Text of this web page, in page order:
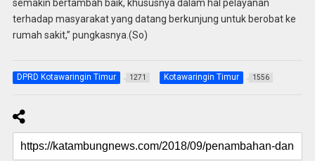
semakin bertambah baik, khususnya dalam hal pelayanan
terhadap masyarakat yang datang berkunjung untuk berobat ke
rumah sakit,” pungkasnya.(So)
DPRD Kotawaringin Timur 1271 Kotawaringin Timur 1556